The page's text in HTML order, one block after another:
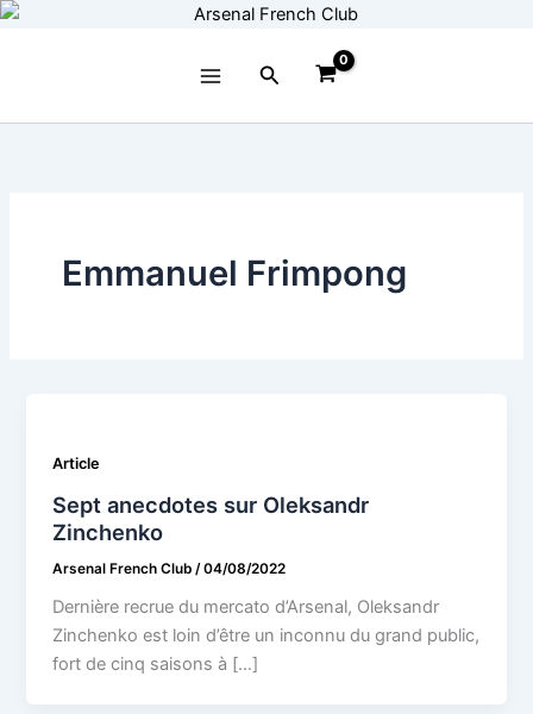
Aller
Rechercher
Emmanuel Frimpong
Article
Sept anecdotes sur Oleksandr
Zinchenko
Arsenal French Club /04/08/2022
Dernière recrue du mercato d’Arsenal, Oleksandr
Zinchenko est loin d’être un inconnu du grand public,
fort de cinq saisons à […]